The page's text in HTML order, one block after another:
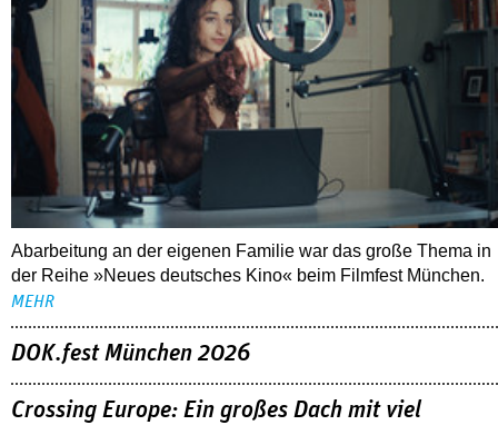
Abarbeitung an der eigenen Familie war das große Thema in
der Reihe »Neues deutsches Kino« beim Filmfest München.
MEHR
DOK.fest München 2026
Crossing Europe: Ein großes Dach mit viel